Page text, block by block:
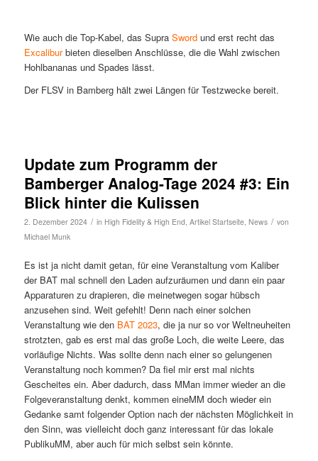
Wie auch die Top-Kabel, das Supra Swordund erst recht das
Excaliburbieten dieselben Anschlüsse, die die Wahl zwischen
Hohlbananas und Spades lässt.
Der FLSV in Bamberg hält zwei Längen für Testzwecke bereit.
Update zum Programm der
Bamberger Analog-Tage 2024 #3: Ein
Blick hinter die Kulissen
2. Dezember 2024 / in High Fidelity & High End, Artikel Startseite, News / von
Michael Munk
Es ist ja nicht damit getan, für eine Veranstaltung vom Kaliber
der BAT mal schnell den Laden aufzuräumen und dann ein paar
Apparaturen zu drapieren, die meinetwegen sogar hübsch
anzusehen sind. Weit gefehlt! Denn nach einer solchen
Veranstaltung wie den BAT 2023, die ja nur so vor Weltneuheiten
strotzten, gab es erst mal das große Loch, die weite Leere, das
vorläufige Nichts. Was sollte denn nach einer so gelungenen
Veranstaltung noch kommen? Da fiel mir erst mal nichts
Gescheites ein. Aber dadurch, dass MMan immer wieder an die
Folgeveranstaltung denkt, kommen eineMM doch wieder ein
Gedanke samt folgender Option nach der nächsten Möglichkeit in
den Sinn, was vielleicht doch ganz interessant für das lokale
PublikuMM, aber auch für mich selbst sein könnte.